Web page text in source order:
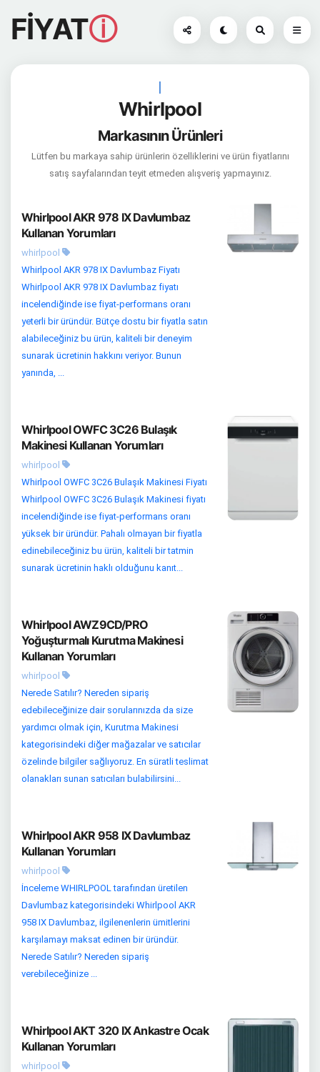
FİYATⓘ
|
Whirlpool
Markasının Ürünleri
Lütfen bu markaya sahip ürünlerin özelliklerini ve ürün fiyatlarını
satış sayfalarından teyit etmeden alışveriş yapmayınız.
Whirlpool AKR 978 IX Davlumbaz
Kullanan Yorumları
whirlpool
Whirlpool AKR 978 IX Davlumbaz Fiyatı
Whirlpool AKR 978 IX Davlumbaz fiyatı
incelendiğinde ise fiyat-performans oranı
yeterli bir üründür. Bütçe dostu bir fiyatla satın
alabileceğiniz bu ürün, kaliteli bir deneyim
sunarak ücretinin hakkını veriyor. Bunun
yanında, ...
Whirlpool OWFC 3C26 Bulaşık
Makinesi Kullanan Yorumları
whirlpool
Whirlpool OWFC 3C26 Bulaşık Makinesi Fiyatı
Whirlpool OWFC 3C26 Bulaşık Makinesi fiyatı
incelendiğinde ise fiyat-performans oranı
yüksek bir üründür. Pahalı olmayan bir fiyatla
edinebileceğiniz bu ürün, kaliteli bir tatmin
sunarak ücretinin haklı olduğunu kanıt...
Whirlpool AWZ9CD/PRO
Yoğuşturmalı Kurutma Makinesi
Kullanan Yorumları
whirlpool
Nerede Satılır? Nereden sipariş
edebileceğinize dair sorularınızda da size
yardımcı olmak için, Kurutma Makinesi
kategorisindeki diğer mağazalar ve satıcılar
özelinde bilgiler sağlıyoruz. En süratli teslimat
olanakları sunan satıcıları bulabilirsini...
Whirlpool AKR 958 IX Davlumbaz
Kullanan Yorumları
whirlpool
İnceleme WHIRLPOOL tarafından üretilen
Davlumbaz kategorisindeki Whirlpool AKR
958 IX Davlumbaz, ilgilenenlerin ümitlerini
karşılamayı maksat edinen bir üründür.
Nerede Satılır? Nereden sipariş
verebileceğinize ...
Whirlpool AKT 320 IX Ankastre Ocak
Kullanan Yorumları
whirlpool